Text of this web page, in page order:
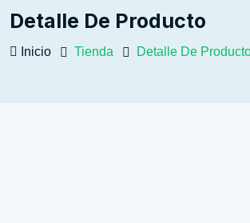
Detalle De Producto
Inicio Tienda Detalle De